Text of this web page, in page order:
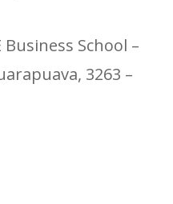
School –
3263 –